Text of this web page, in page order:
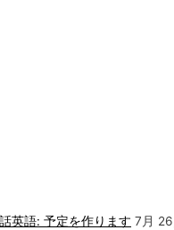
英語: 予定を作ります 7月